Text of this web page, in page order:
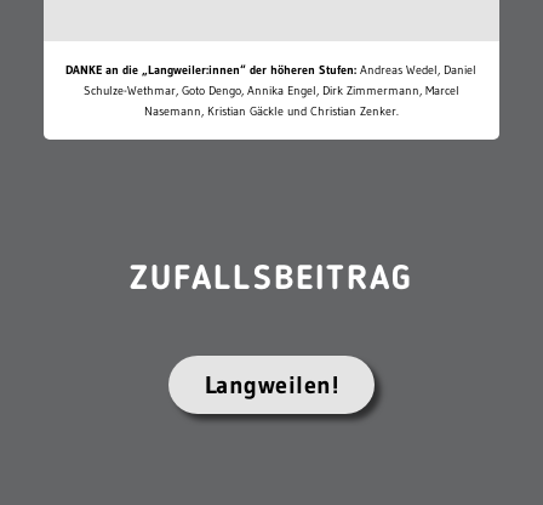
DANKE an die „Langweiler:innen“ der höheren Stufen: Andreas Wedel, Daniel
Schulze-Wethmar, Goto Dengo, Annika Engel, Dirk Zimmermann, Marcel
Nasemann, Kristian Gäckle und Christian Zenker.
ZUFALLSBEITRAG
Langweilen!